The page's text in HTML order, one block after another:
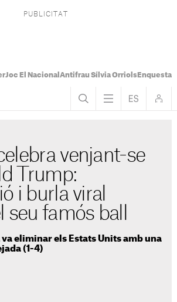
Joc El Nacional Antifrau Sílvia OrriolsEnquesta
venjant-se
Trump:
i burla viral
famós ball
eliminar els Estats Units amb una
(1-4)